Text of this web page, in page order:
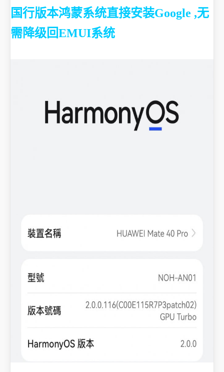
国行版本鸿蒙系统直接安装Google ,无
需降级回EMUI系统